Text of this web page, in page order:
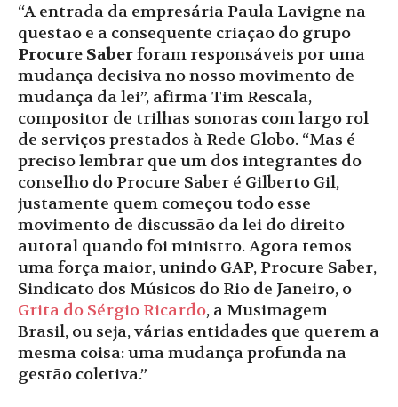
“A entrada da empresária Paula Lavigne na
questão e a consequente criação do grupo
Procure Saberforam responsáveis por uma
mudança decisiva no nosso movimento de
mudança da lei”, afirma Tim Rescala,
compositor de trilhas sonoras com largo rol
de serviços prestados à Rede Globo. “Mas é
preciso lembrar que um dos integrantes do
conselho do Procure Saber é Gilberto Gil,
justamente quem começou todo esse
movimento de discussão da lei do direito
autoral quando foi ministro. Agora temos
uma força maior, unindo GAP, Procure Saber,
Sindicato dos Músicos do Rio de Janeiro, o
Grita do Sérgio Ricardo, a Musimagem
Brasil, ou seja, várias entidades que querem a
mesma coisa: uma mudança profunda na
gestão coletiva.”